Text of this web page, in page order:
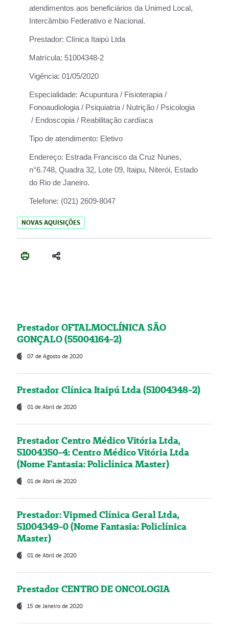
atendimentos aos beneficiários da Unimed Local,
Intercâmbio Federativo e Nacional.
Prestador: Clínica Itaipú Ltda
Matrícula: 51004348-2
Vigência: 01/05/2020
Especialidade: Acupuntura / Fisioterapia /
Fonoaudiologia / Psiquiatria / Nutrição / Psicologia
/ Endoscopia / Reabilitação cardíaca
Tipo de atendimento: Eletivo
Endereço: Estrada Francisco da Cruz Nunes,
n°6.748, Quadra 32, Lote 09, Itaipu, Niterói, Estado
do Rio de Janeiro.
Telefone: (021) 2609-8047
NOVAS AQUISIÇÕES
Prestador OFTALMOCLÍNICA SÃO
GONÇALO (55004164-2)
07 de Agosto de 2020
Prestador Clínica Itaipú Ltda (51004348-2)
01 de Abril de 2020
Prestador Centro Médico Vitória Ltda,
51004350-4: Centro Médico Vitória Ltda
(Nome Fantasia: Policlínica Master)
01 de Abril de 2020
Prestador: Vipmed Clínica Geral Ltda,
51004349-0 (Nome Fantasia: Policlínica
Master)
01 de Abril de 2020
Prestador CENTRO DE ONCOLOGIA
15 de Janeiro de 2020